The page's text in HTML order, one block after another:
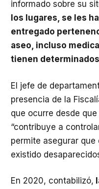
informado sobre su
los lugares, se les
entregado
aseo, incluso
tienen
El jefe de
presencia de la
que ocurre desde
“contribuye a
permite asegurar que
existido
En 2020, contabilizó,